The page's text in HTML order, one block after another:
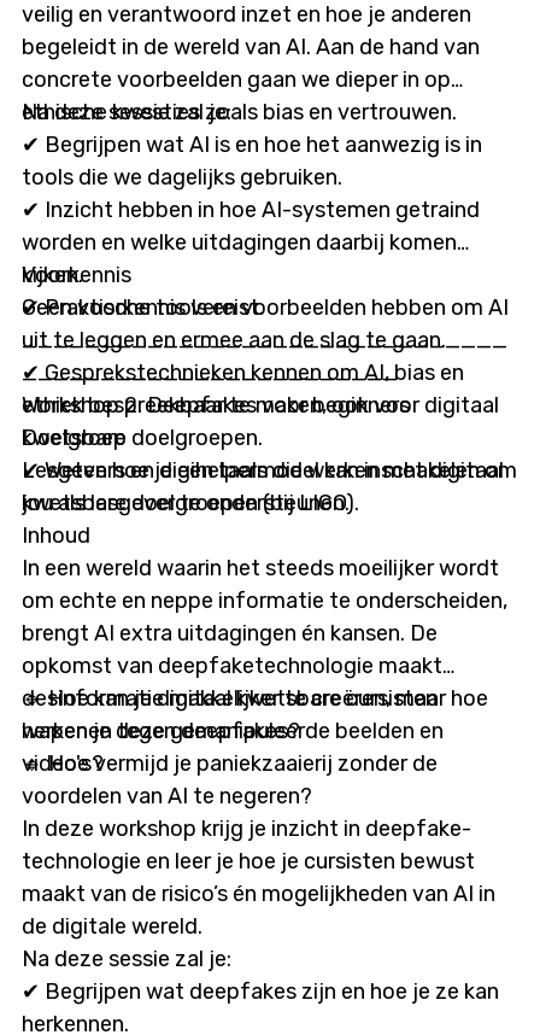
veilig en verantwoord inzet en hoe je anderen
begeleidt in de wereld van AI. Aan de hand van
concrete voorbeelden gaan we dieper in op
ethische kwesties zoals bias en vertrouwen.
Na deze sessie zal je:
✔ Begrijpen wat AI is en hoe het aanwezig is in
tools die we dagelijks gebruiken.
✔ Inzicht hebben in hoe AI-systemen getraind
worden en welke uitdagingen daarbij komen
kijken.
✔ Praktische tools en voorbeelden hebben om AI
uit te leggen en ermee aan de slag te gaan.
✔ Gesprekstechnieken kennen om AI, bias en
ethiek bespreekbaar te maken, ook voor digitaal
kwetsbare doelgroepen.
✔ Weten hoe je een taalmodel kan inschakelen om
jou als lesgever te ondersteunen.
Voorkennis
Geen voorkennis vereist.
_______________________________
________________________
Workshop 2: Deepfakes voor beginners
Doelgroep
Lesgevers en digihelpers die werken met digitaal
kwetsbare doelgroepen (bij LIGO).
Inhoud
In een wereld waarin het steeds moeilijker wordt
om echte en neppe informatie te onderscheiden,
brengt AI extra uitdagingen én kansen. De
opkomst van deepfaketechnologie maakt
desinformatie makkelijker te creëren, maar hoe
herken je deze gemanipuleerde beelden en
video's?
🔹 Hoe kan je digitaal kwetsbare cursisten
wapenen tegen deepfakes?
🔹 Hoe vermijd je paniekzaaierij zonder de
voordelen van AI te negeren?
In deze workshop krijg je inzicht in deepfake-
technologie en leer je hoe je cursisten bewust
maakt van de risico’s én mogelijkheden van AI in
de digitale wereld.
Na deze sessie zal je:
✔ Begrijpen wat deepfakes zijn en hoe je ze kan
herkennen.